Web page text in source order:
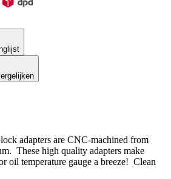
adapters are CNC-machined from
These high quality adapters make
oil temperature gauge a breeze! Clean